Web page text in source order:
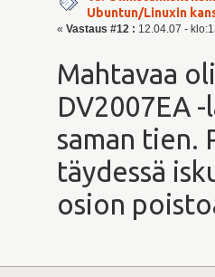
Ubuntun/Linuxin
« Vastaus #12 : 12.04.07 -
Mahtavaa
DV2007EA
saman tien.
täydessä
osion